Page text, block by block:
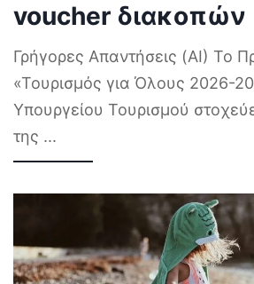
voucher διακοπών
Γρήγορες Απαντήσεις (AI) Το
«Τουρισμός για Όλους 2026-
Υπουργείου Τουρισμού
της ...